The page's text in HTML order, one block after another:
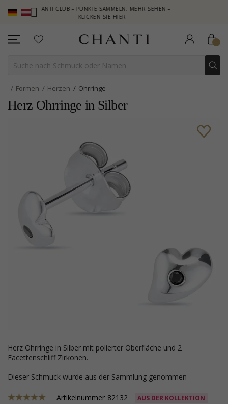
CHANTI CLUB – PUNKTE SAMMELN, MEHR SEHEN –
KLICKEN SIE HIER
Formen Herzen Ohrringe
Herz Ohrringe in Silber
Herz Ohrringe in Silber mit polierter Oberfläche und 2
Facettenschliff Zirkonen.
Dieser Schmuck wurde aus der Sammlung genommen
Artikelnummer 82132 AUS DER KOLLEKTION